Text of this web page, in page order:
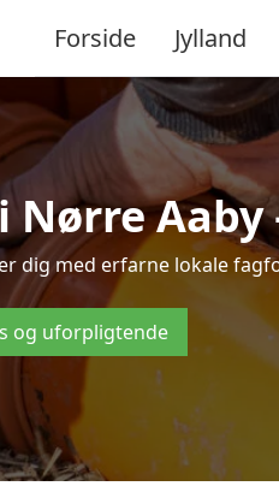
Forside Jylland
dig med erfarne lokale
og uforpligtende